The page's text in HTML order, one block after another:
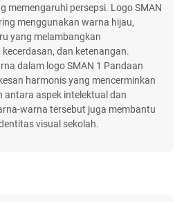
memengaruhi persepsi. Logo SMAN
menggunakan warna hijau,
yang melambangkan
dan ketenangan.
dalam logo SMAN 1 Pandaan
harmonis yang mencerminkan
antara aspek intelektual dan
warna tersebut juga membantu
visual sekolah.